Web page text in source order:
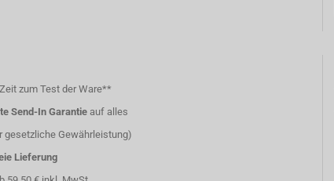
Zeit zum Test der Ware**
Send-In Garantieauf alles
gesetzliche Gewährleistung)
Lieferung